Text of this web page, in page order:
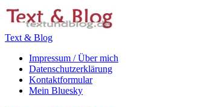
Zum
Inhalt
Text & Blog
Impressum / Über mich
Datenschutzerklärung
Kontaktformular
Mein Bluesky